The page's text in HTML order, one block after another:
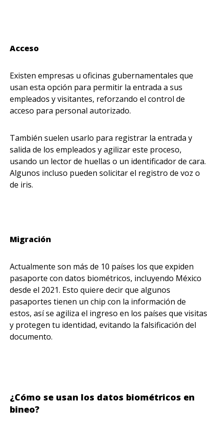
Acceso
Existen empresas u oficinas gubernamentales que
usan esta opción para permitir la entrada a sus
empleados y visitantes, reforzando el control de
acceso para personal autorizado.
También suelen usarlo para registrar la entrada y
salida de los empleados y agilizar este proceso,
usando un lector de huellas o un identificador de cara.
Algunos incluso pueden solicitar el registro de voz o
de iris.
Migración
Actualmente son más de 10 países los que expiden
pasaporte con datos biométricos, incluyendo México
desde el 2021. Esto quiere decir que algunos
pasaportes tienen un chip con la información de
estos, así se agiliza el ingreso en los países que visitas
y protegen tu identidad, evitando la falsificación del
documento.
¿Cómo se usan los datos biométricos en
bineo?